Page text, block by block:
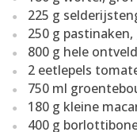
225 g
250 g
800 g hele
2 eetlepels
750 ml
180 g kleine
400 g